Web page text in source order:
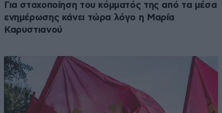
Για στοχοποίηση του κόμματός της από τα μέσα
ενημέρωσης κάνει τώρα λόγο η Μαρία
Καρυστιανού